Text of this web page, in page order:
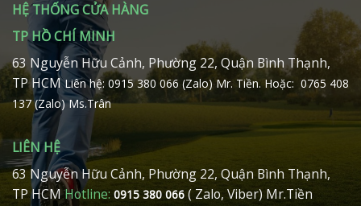
HỆ THỐNG CỬA HÀNG
TP HỒ CHÍ MINH
63 Nguyễn Hữu Cảnh, Phường 22, Quận Bình Thạnh,
TP HCMLiên hệ: 0915 380 066 (Zalo) Mr. Tiền. Hoặc: 0765 408
137 (Zalo) Ms.Trân
LIÊN HỆ
63 Nguyễn Hữu Cảnh, Phường 22, Quận Bình Thạnh,
TP HCMHotline: 0915 380 066 ( Zalo, Viber) Mr.Tiền